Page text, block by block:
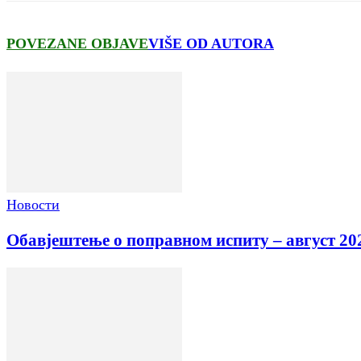
POVEZANE OBJAVEVIŠE OD AUTORA
Новости
Обавјештење о поправном испиту – август